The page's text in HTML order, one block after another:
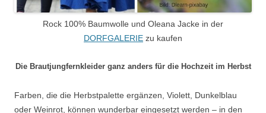
Rock 100% Baumwolle und Oleana Jacke in der
DORFGALERIE zu kaufen
Die Brautjungfernkleider ganz anders für die Hochzeit im Herbst
Farben, die die Herbstpalette ergänzen, Violett, Dunkelblau
oder Weinrot, können wunderbar eingesetzt werden – in den